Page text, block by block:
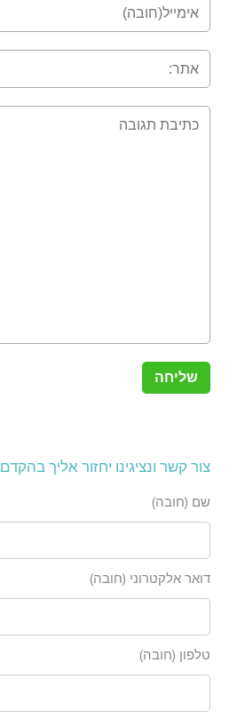
צור קשר ונציגינו יחזור אליך בהקדם
שם (חובה)
דואר אלקטרוני (חובה)
טלפון (חובה)